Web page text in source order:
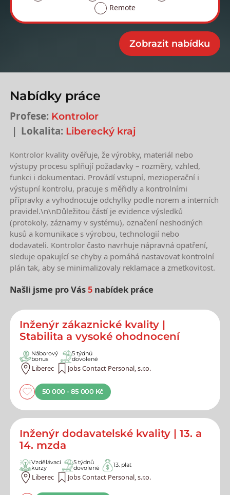
Remote
Nabídky práce
Profese: Kontrolor
Lokalita: Liberecký kraj
Kontrolor kvality ověřuje, že výrobky, materiál nebo
výstupy procesu splňují požadavky – rozměry, vzhled,
funkci i dokumentaci. Provádí vstupní, mezioperační i
výstupní kontrolu, pracuje s měřidly a kontrolními
přípravky a vyhodnocuje odchylky podle norem a interních
pravidel.\n\nDůležitou částí je evidence výsledků
(protokoly, záznamy v systému), označení neshodných
kusů a komunikace s výrobou, technologií nebo
dodavateli. Kontrolor často navrhuje nápravná opatření,
sleduje opakující se chyby a pomáhá nastavovat kontrolní
plán tak, aby se minimalizovaly reklamace a zmetkovitost.
Našli jsme pro Vás5 nabídek práce
Nejnovější nabídky práce
Inženýr zákaznické kvality |
Stabilita a vysoké ohodnocení
Náborový
bonus
5 týdnů
dovolené
Liberec Jobs Contact Personal, s.r.o.
50 000 - 85 000 Kč
Inženýr dodavatelské kvality | 13. a
14. mzda
Vzdělávací
kurzy
5 týdnů
dovolené 13. plat
Liberec Jobs Contact Personal, s.r.o.